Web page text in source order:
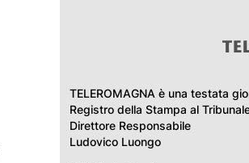
TELEROMAGNA è una testata
Registro della Stampa al
Direttore Responsabile
Ludovico Luongo